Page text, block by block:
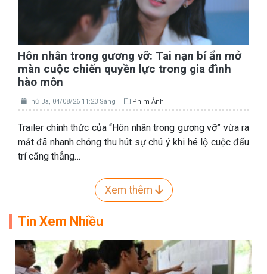
Hôn nhân trong gương vỡ: Tai nạn bí ẩn mở
màn cuộc chiến quyền lực trong gia đình
hào môn
Thứ Ba, 04/08/26 11:23 Sáng Phim Ảnh
Trailer chính thức của “Hôn nhân trong gương vỡ” vừa ra
mắt đã nhanh chóng thu hút sự chú ý khi hé lộ cuộc đấu
trí căng thẳng…
Xem thêm
Tin Xem Nhiều